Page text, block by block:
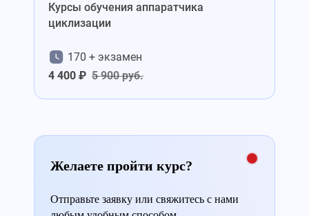
Курсы обучения аппаратчика
циклизации
170 + экзамен
4 400 ₽ 5 900 руб.
Желаете пройти курс?
Отправьте заявку или свяжитесь с нами